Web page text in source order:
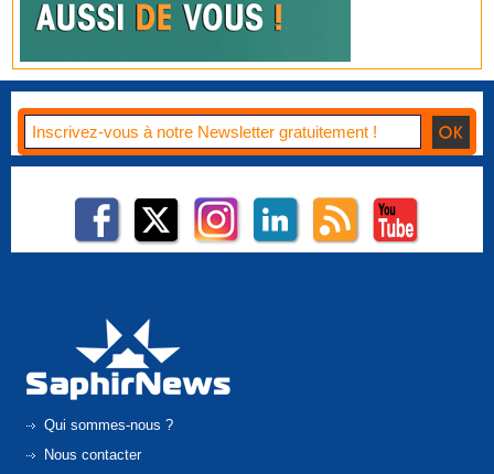
Qui sommes-nous ?
Nous contacter